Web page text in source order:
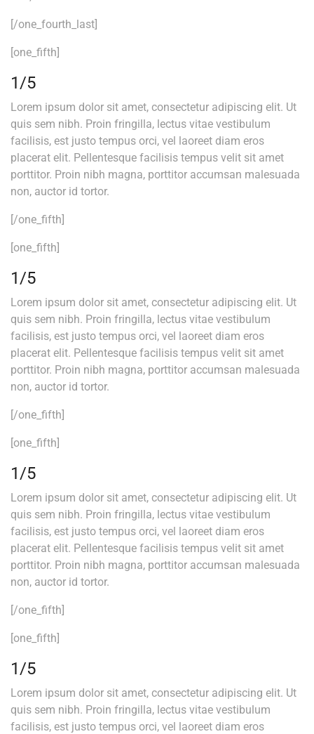
[/one_fourth_last]
[one_fifth]
1/5
Lorem ipsum dolor sit amet, consectetur adipiscing elit. Ut
quis sem nibh. Proin fringilla, lectus vitae vestibulum
facilisis, est justo tempus orci, vel laoreet diam eros
placerat elit. Pellentesque facilisis tempus velit sit amet
porttitor. Proin nibh magna, porttitor accumsan malesuada
non, auctor id tortor.
[/one_fifth]
[one_fifth]
1/5
Lorem ipsum dolor sit amet, consectetur adipiscing elit. Ut
quis sem nibh. Proin fringilla, lectus vitae vestibulum
facilisis, est justo tempus orci, vel laoreet diam eros
placerat elit. Pellentesque facilisis tempus velit sit amet
porttitor. Proin nibh magna, porttitor accumsan malesuada
non, auctor id tortor.
[/one_fifth]
[one_fifth]
1/5
Lorem ipsum dolor sit amet, consectetur adipiscing elit. Ut
quis sem nibh. Proin fringilla, lectus vitae vestibulum
facilisis, est justo tempus orci, vel laoreet diam eros
placerat elit. Pellentesque facilisis tempus velit sit amet
porttitor. Proin nibh magna, porttitor accumsan malesuada
non, auctor id tortor.
[/one_fifth]
[one_fifth]
1/5
Lorem ipsum dolor sit amet, consectetur adipiscing elit. Ut
quis sem nibh. Proin fringilla, lectus vitae vestibulum
facilisis, est justo tempus orci, vel laoreet diam eros